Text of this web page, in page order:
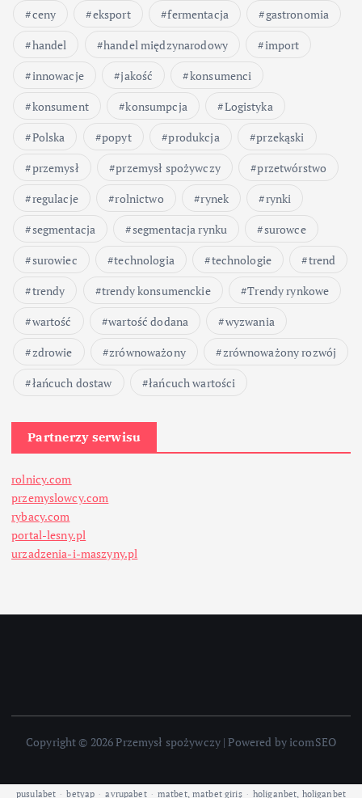
ceny
eksport fermentacja
gastronomia
handel
handel międzynarodowy
import
innowacje
jakość
konsumenci
konsument
konsumpcja
Logistyka
Polska
popyt produkcja
przekąski
przemysł
przemysł spożywczy
przetwórstwo
regulacje
rolnictwo rynek
rynki
segmentacja
segmentacja rynku
surowce
surowiec
technologia technologie
trend
trendy
trendy konsumenckie
Trendy rynkowe
wartość
wartość dodana
wyzwania
zdrowie
zrównoważony
zrównoważony rozwój
łańcuch dostaw
łańcuch wartości
Partnerzy serwisu
rolnicy.com
przemyslowcy.com
rybacy.com
portal-lesny.pl
urzadzenia-i-maszyny.pl
Copyright © 2026 Przemysł spożywczy | Powered by icomSEO
pusulabet · betyap · avrupabet · matbet, matbet giriş · holiganbet, holiganbet